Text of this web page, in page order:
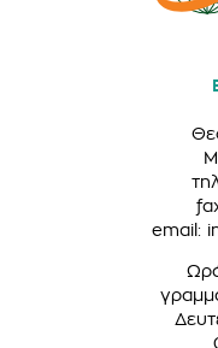
email: